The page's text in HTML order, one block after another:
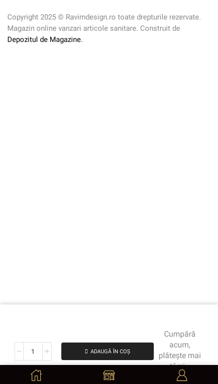
Copyright 2025 © Ravimdesign.ro toate drepturile rezervate.
Magazin online vanzari articole sanitare. Construit de
Depozitul de Magazine.
ADAUGĂ ÎN COȘ
Cumpără
acum,
plătește mai
târziu
de la 196.25